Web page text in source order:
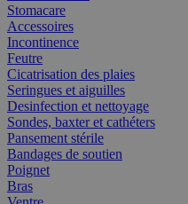
Stomacare
Accessoires
Incontinence
Feutre
Cicatrisation des plaies
Seringues et aiguilles
Desinfection et nettoyage
Sondes, baxter et cathéters
Pansement stérile
Bandages de soutien
Poignet
Bras